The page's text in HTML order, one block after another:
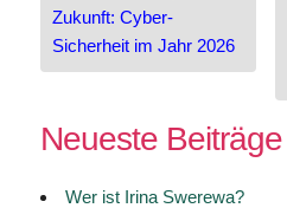
Zukunft: Cyber-
Sicherheit im Jahr 2026
Neueste Beiträge
Wer ist Irina Swerewa?